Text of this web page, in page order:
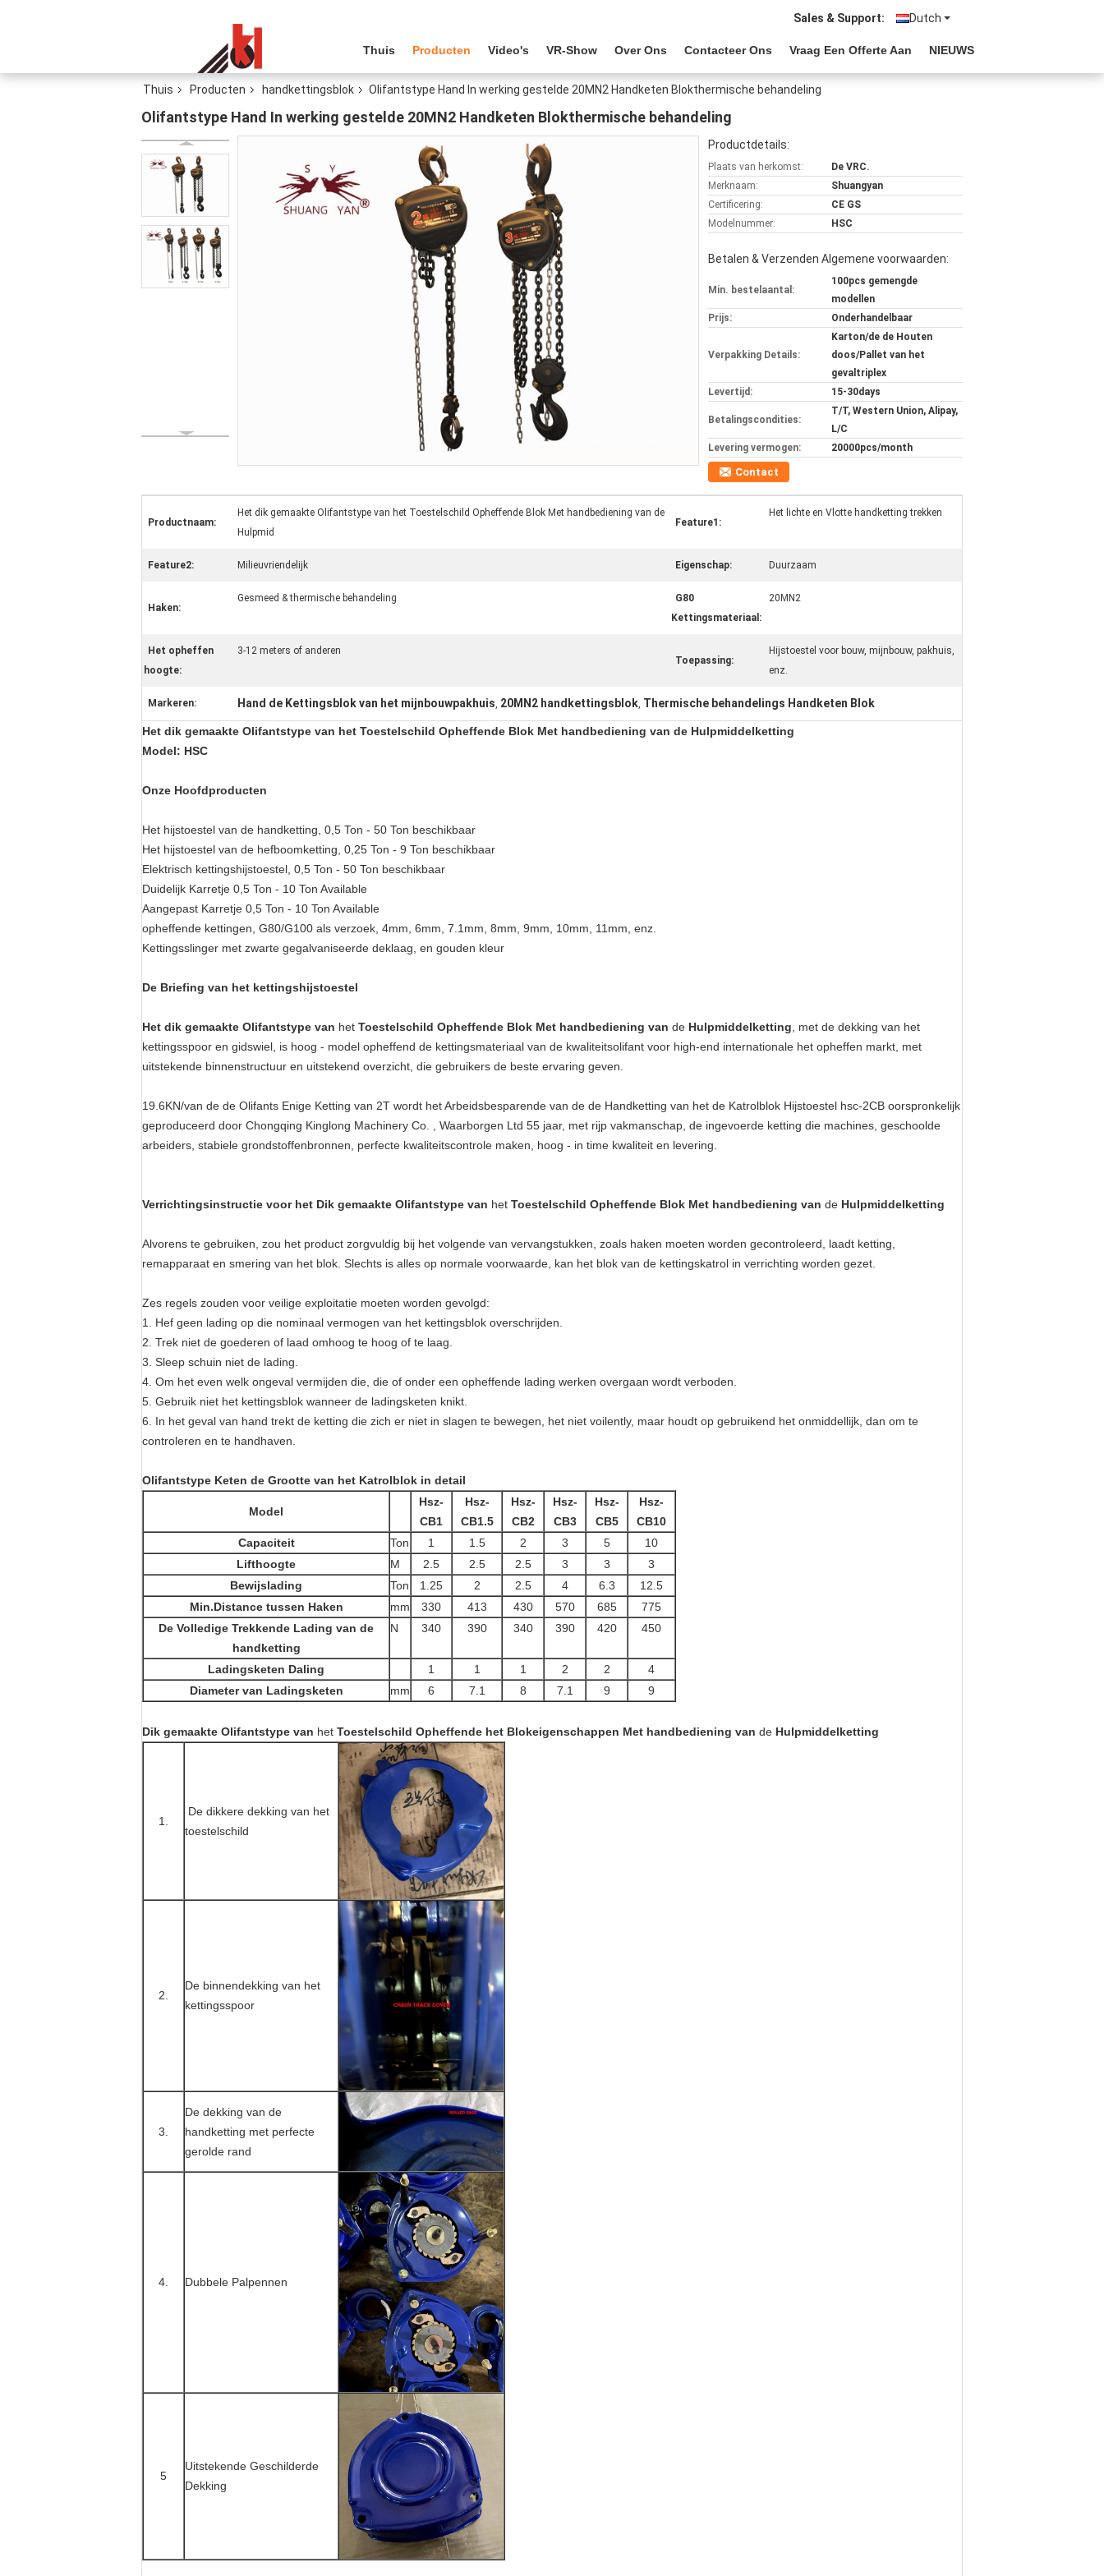
Dutch
Sales & Support:
Thuis Producten Video's VR-Show Over Ons Contacteer Ons Vraag Een Offerte Aan NIEUWS
Thuis Producten handkettingsblok Olifantstype Hand In werking gestelde 20MN2 Handketen Blokthermische behandeling
Olifantstype Hand In werking gestelde 20MN2 Handketen Blokthermische behandeling
Productdetails:
Plaats van herkomst:
De VRC.
Merknaam:
Shuangyan
Certificering:
CE GS
Modelnummer:
HSC
Betalen & Verzenden Algemene voorwaarden:
Min. bestelaantal:
100pcs gemengde
modellen
Prijs:
Onderhandelbaar
Verpakking Details:
Karton/de de Houten
doos/Pallet van het
gevaltriplex
Levertijd:
15-30days
Betalingscondities:
T/T, Western Union, Alipay,
L/C
Levering vermogen:
20000pcs/month
Contact
Productnaam:
Het dik gemaakte Olifantstype van het Toestelschild Opheffende Blok Met handbediening van de
Hulpmid
Feature1:
Het lichte en Vlotte handketting trekken
Feature2: Milieuvriendelijk Eigenschap: Duurzaam
Haken:
Gesmeed & thermische behandeling
G80
Kettingsmateriaal:
20MN2
Het opheffen
hoogte:
3-12 meters of anderen
Toepassing:
Hijstoestel voor bouw, mijnbouw, pakhuis,
enz.
Markeren: Hand de Kettingsblok van het mijnbouwpakhuis, 20MN2 handkettingsblok, Thermische behandelings Handketen Blok
Het dik gemaakte Olifantstype van het Toestelschild Opheffende Blok Met handbediening van de Hulpmiddelketting
Model: HSC
Onze Hoofdproducten
Het hijstoestel van de handketting, 0,5 Ton - 50 Ton beschikbaar
Het hijstoestel van de hefboomketting, 0,25 Ton - 9 Ton beschikbaar
Elektrisch kettingshijstoestel, 0,5 Ton - 50 Ton beschikbaar
Duidelijk Karretje 0,5 Ton - 10 Ton Available
Aangepast Karretje 0,5 Ton - 10 Ton Available
opheffende kettingen, G80/G100 als verzoek, 4mm, 6mm, 7.1mm, 8mm, 9mm, 10mm, 11mm, enz.
Kettingsslinger met zwarte gegalvaniseerde deklaag, en gouden kleur
De Briefing van het kettingshijstoestel
Het dik gemaakte Olifantstype van het Toestelschild Opheffende Blok Met handbediening van de Hulpmiddelketting met de dekking van het
kettingsspoor en gidswiel, is hoog - model opheffend de kettingsmateriaal van de kwaliteitsolifant voor high-end internationale het opheffen markt, met
uitstekende binnenstructuur en uitstekend overzicht, die gebruikers de beste ervaring geven.
19.6KN/van de de Olifants Enige Ketting van 2T wordt het Arbeidsbesparende van de de Handketting van het de Katrolblok Hijstoestel hsc-2CB oorspronkelijk
geproduceerd door Chongqing Kinglong Machinery Co. , Waarborgen Ltd 55 jaar, met rijp vakmanschap, de ingevoerde ketting die machines, geschoolde
arbeiders, stabiele grondstoffenbronnen, perfecte kwaliteitscontrole maken, hoog - in time kwaliteit en levering.
Verrichtingsinstructie voor het Dik gemaakte Olifantstype van het Toestelschild Opheffende Blok Met handbediening van de Hulpmiddelketting
Alvorens te gebruiken, zou het product zorgvuldig bij het volgende van vervangstukken, zoals haken moeten worden gecontroleerd, laadt ketting,
remapparaat en smering van het blok. Slechts is alles op normale voorwaarde, kan het blok van de kettingskatrol in verrichting worden gezet.
Zes regels zouden voor veilige exploitatie moeten worden gevolgd:
1. Hef geen lading op die nominaal vermogen van het kettingsblok overschrijden.
2. Trek niet de goederen of laad omhoog te hoog of te laag.
3. Sleep schuin niet de lading.
4. Om het even welk ongeval vermijden die, die of onder een opheffende lading werken overgaan wordt verboden.
5. Gebruik niet het kettingsblok wanneer de ladingsketen knikt.
6. In het geval van hand trekt de ketting die zich er niet in slagen te bewegen, het niet voilently, maar houdt op gebruikend het onmiddellijk, dan om te
controleren en te handhaven.
Olifantstype Keten de Grootte van het Katrolblok in detail
Model
Hsz-
CB1
Hsz-
CB1.5
Hsz-
CB2
Hsz-
CB3
Hsz-
CB5
Hsz-
CB10
Capaciteit
Ton 1 1.5 2 3 5
10
Lifthoogte
M 2.5 2.5 2.5 3 3
3
Bewijslading
Ton 1.25 2 2.5 4 6.3
12.5
Min.Distance tussen Haken
mm 330 413 430 570 685
775
De Volledige Trekkende Lading van de
handketting
N 340 390 340 390 420 450
Ladingsketen Daling 1 1 1 2 2
4
Diameter van Ladingsketen
mm 6 7.1 8 7.1 9 9
Dik gemaakte Olifantstype van het Toestelschild Opheffende het Blokeigenschappen Met handbediening van de Hulpmiddelketting
1.
De dikkere dekking van het
toestelschild
2.
De binnendekking van het
kettingsspoor
3.
De dekking van de
handketting met perfecte
gerolde rand
4. Dubbele Palpennen
5
Uitstekende Geschilderde
Dekking